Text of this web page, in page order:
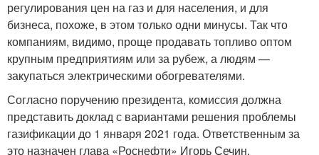
регулирования цен на газ и для населения, и для
бизнеса, похоже, в этом только одни минусы. Так что
компаниям, видимо, проще продавать топливо оптом
крупным предприятиям или за рубеж, а людям —
закупаться электрическими обогревателями.
Согласно поручению президента, комиссия должна
представить доклад с вариантами решения проблемы
газификации до 1 января 2021 года. Ответственным за
это назначен глава «Роснефти» Игорь Сечин.